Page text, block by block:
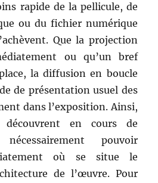
rapide de la pellicule, de
ou du fichier numérique
Que la projection
ou qu’un bref
la diffusion en boucle
de présentation usuel des
dans l’exposition. Ainsi,
en cours de
pouvoir
où se situe le
de l’œuvre. Pour